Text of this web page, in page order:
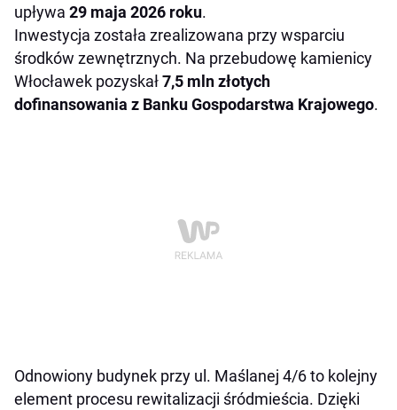
upływa 29 maja 2026 roku.
Inwestycja została zrealizowana przy wsparciu
środków zewnętrznych. Na przebudowę kamienicy
Włocławek pozyskał7,5 mln złotych
dofinansowania z Banku Gospodarstwa Krajowego.
Odnowiony budynek przy ul. Maślanej 4/6 to kolejny
element procesu rewitalizacji śródmieścia. Dzięki